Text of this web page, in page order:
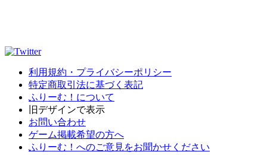
利用規約・プライバシーポリシー
特定商取引法に基づく表記
ふりーむ！について
旧デザインで表示
お問い合わせ
ゲーム掲載希望の方へ
ふりーむ！へのご意見をお聞かせください